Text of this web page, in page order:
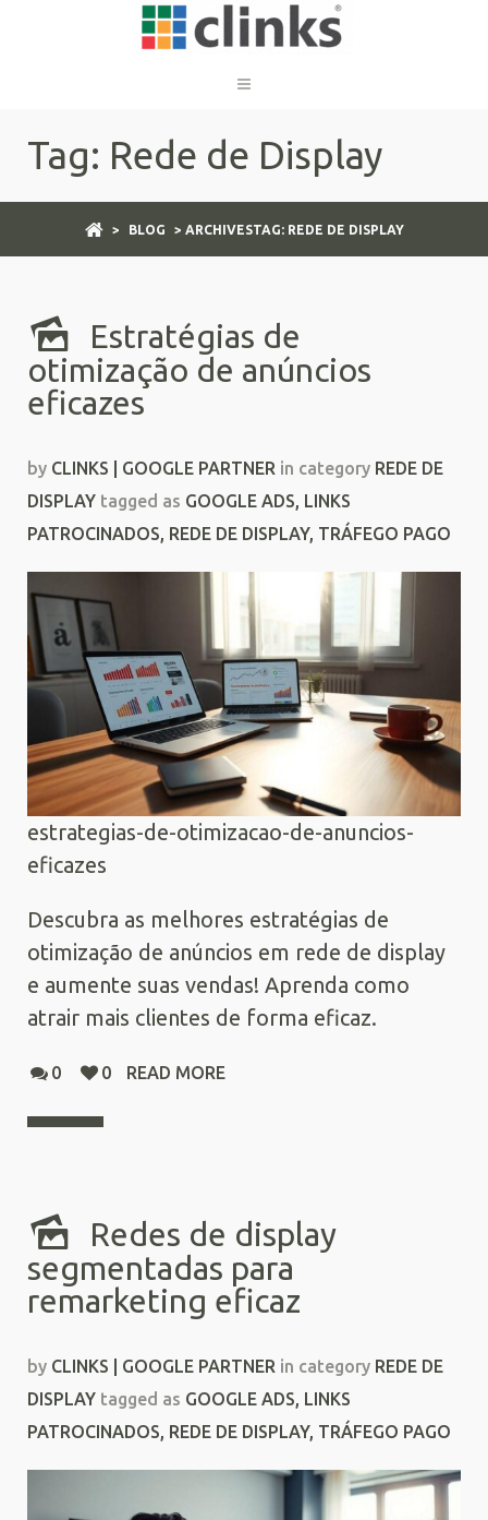
Tag: Rede de Display
> BLOG > ARCHIVESTAG: REDE DE DISPLAY
Estratégias de
otimização de anúncios
eficazes
by CLINKS | GOOGLE PARTNER in category REDE DE
DISPLAY tagged as GOOGLE ADS, LINKS
PATROCINADOS, REDE DE DISPLAY, TRÁFEGO PAGO
estrategias-de-otimizacao-de-anuncios-
eficazes
Descubra as melhores estratégias de
otimização de anúncios em rede de display
e aumente suas vendas! Aprenda como
atrair mais clientes de forma eficaz.
0 0 READ MORE
Redes de display
segmentadas para
remarketing eficaz
by CLINKS | GOOGLE PARTNER in category REDE DE
DISPLAY tagged as GOOGLE ADS, LINKS
PATROCINADOS, REDE DE DISPLAY, TRÁFEGO PAGO